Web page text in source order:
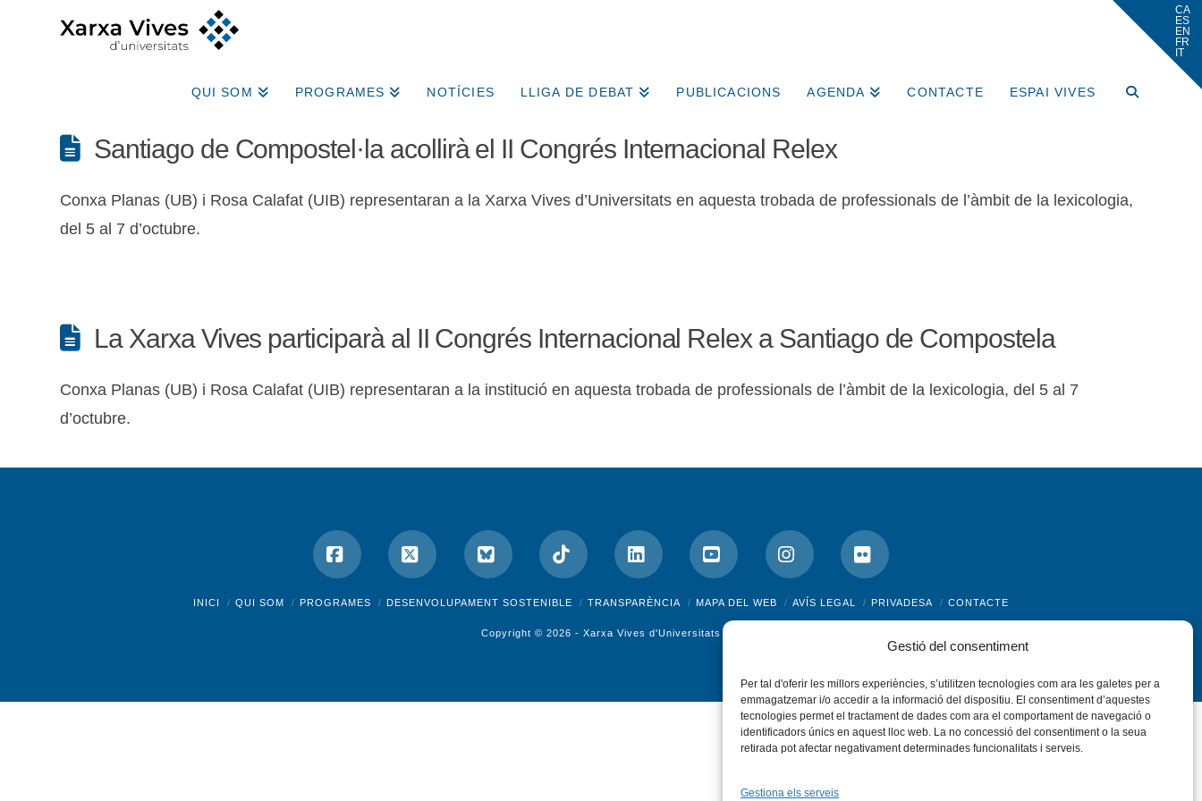
Gestió del consentiment
Per tal d'oferir les millors experiències, s’utilitzen tecnologies com ara les galetes per a
emmagatzemar i/o accedir a la informació del dispositiu. El consentiment d’aquestes
tecnologies permet el tractament de dades com ara el comportament de navegació o
identificadors únics en aquest lloc web. La no concessió del consentiment o la seua
retirada pot afectar negativament determinades funcionalitats i serveis.
Gestiona els serveis
QUI SOM PROGRAMES NOTÍCIES LLIGA DE DEBAT PUBLICACIONS AGENDA CONTACTE ESPAI VIVES
Santiago de Compostel·la acollirà el II Congrés Internacional Relex
Conxa Planas (UB) i Rosa Calafat (UIB) representaran a la Xarxa Vives d’Universitats en aquesta trobada de professionals de l’àmbit de la lexicologia,
del 5 al 7 d’octubre.
La Xarxa Vives participarà al II Congrés Internacional Relex a Santiago de Compostela
Conxa Planas (UB) i Rosa Calafat (UIB) representaran a la institució en aquesta trobada de professionals de l’àmbit de la lexicologia, del 5 al 7
d’octubre.
Facebook
X Bluesky Tiktok LinkedInYouTube InstagramFlickr
INICI QUI SOM PROGRAMES DESENVOLUPAMENT SOSTENIBLE TRANSPARÈNCIA MAPA DEL WEB AVÍS LEGAL PRIVADESA CONTACTE
Copyright © 2026 - Xarxa Vives d'Universitats